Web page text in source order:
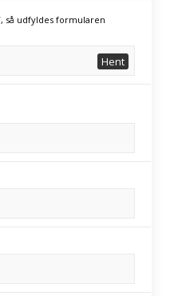
så udfyldes formularen
Hent